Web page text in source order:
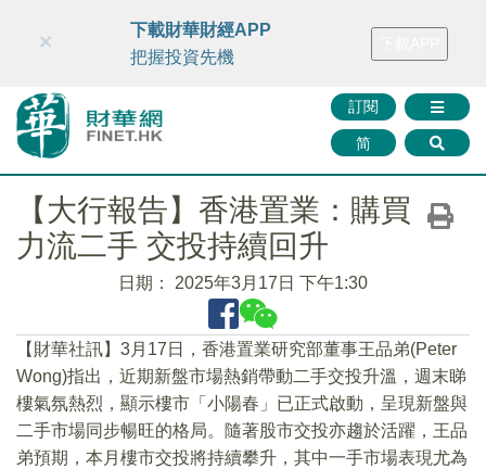
財華智庫網 FINTV FINMETA 財華證券 媒體矩陣
訂閱
简
×
下載財華財經APP
把握投資先機
【大行報告】香港置業：購買
力流二手 交投持續回升
日期： 2025年3月17日 下午1:30
【財華社訊】3月17日，香港置業研究部董事王品弟(Peter
Wong)指出，近期新盤市場熱銷帶動二手交投升溫，週末睇
樓氣氛熱烈，顯示樓市「小陽春」已正式啟動，呈現新盤與
二手市場同步暢旺的格局。隨著股市交投亦趨於活躍，王品
弟預期，本月樓市交投將持續攀升，其中一手市場表現尤為